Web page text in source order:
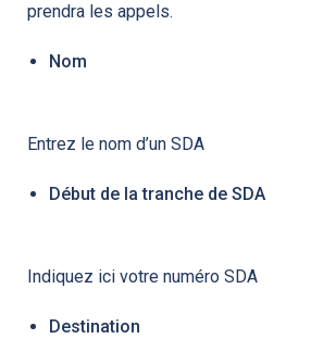
prendra les appels.
Nom
Entrez le nom d’un SDA
Début de la tranche de SDA
Indiquez ici votre numéro SDA
Destination